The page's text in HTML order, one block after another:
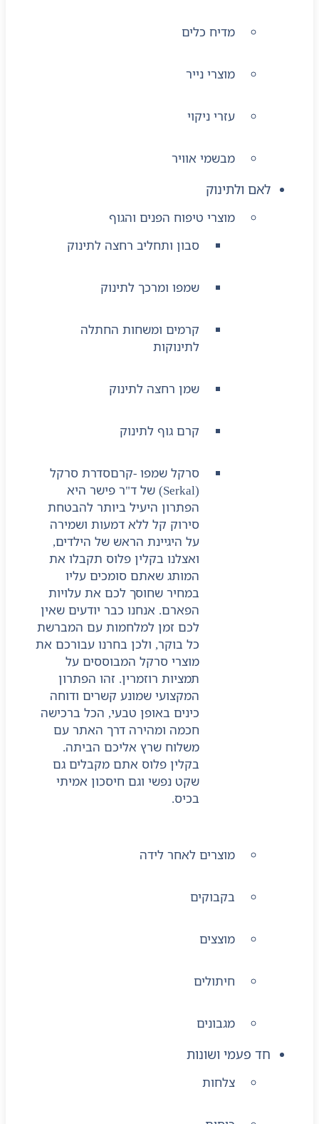
מדיח כלים
מוצרי נייר
עזרי ניקוי
מבשמי אוויר
לאם ולתינוק
מוצרי טיפוח הפנים והגוף
סבון ותחליב רחצה לתינוק
שמפו ומרכך לתינוק
קרמים ומשחות החתלה
לתינוקות
שמן רחצה לתינוק
קרם גוף לתינוק
סרקל שמפו -קרםסדרת סרקל
(Serkal) של ד"ר פישר היא
הפתרון היעיל ביותר להבטחת
סירוק קל ללא דמעות ושמירה
על היגיינת הראש של הילדים,
ואצלנו בקלין פלוס תקבלו את
המותג שאתם סומכים עליו
במחיר שחוסך לכם את עלויות
הפארם. אנחנו כבר יודעים שאין
לכם זמן למלחמות עם המברשת
כל בוקר, ולכן בחרנו עבורכם את
מוצרי סרקל המבוססים על
תמציות רוזמרין. זהו הפתרון
המקצועי שמונע קשרים ודוחה
כינים באופן טבעי, הכל ברכישה
חכמה ומהירה דרך האתר עם
משלוח שרץ אליכם הביתה.
בקלין פלוס אתם מקבלים גם
שקט נפשי וגם חיסכון אמיתי
בכיס.
מוצרים לאחר לידה
בקבוקים
מוצצים
חיתולים
מגבונים
חד פעמי ושונות
צלחות